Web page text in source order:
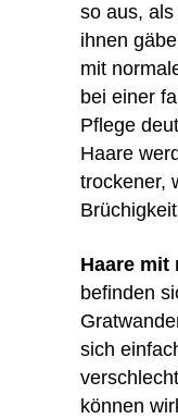
so aus,
ihnen
mit
bei einer
Pflege
Haare
trockener,
Haare mit
befinden
sich
können